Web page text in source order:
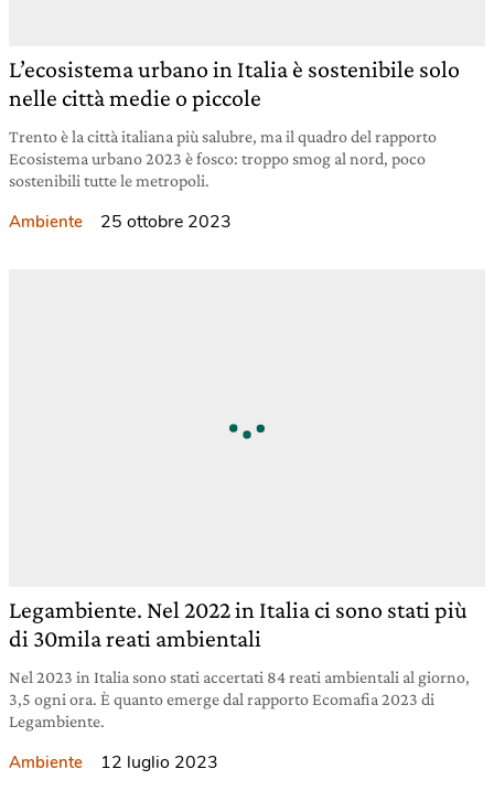
L’ecosistema urbano in Italia è sostenibile solo
nelle città medie o piccole
Trento è la città italiana più salubre, ma il quadro del rapporto
Ecosistema urbano 2023 è fosco: troppo smog al nord, poco
sostenibili tutte le metropoli.
Ambiente 25 ottobre 2023
Legambiente. Nel 2022 in Italia ci sono stati più
di 30mila reati ambientali
Nel 2023 in Italia sono stati accertati 84 reati ambientali al giorno,
3,5 ogni ora. È quanto emerge dal rapporto Ecomafia 2023 di
Legambiente.
Ambiente 12 luglio 2023